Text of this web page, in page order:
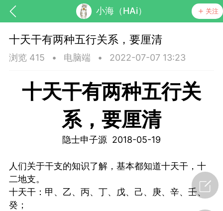
小海（HAi） 关注
十天干有两种五行关系，要厘清
浏览 415 • 电脑端 • 2022-07-07 13:23
十天干有两种五行关
系，要厘清
隐士申子源 2018-05-19
人们关于干支的知识了解，基本都知道十天干，十
二地支。
十天干：甲、乙、丙、丁、戊、己、庚、辛、壬、
癸；